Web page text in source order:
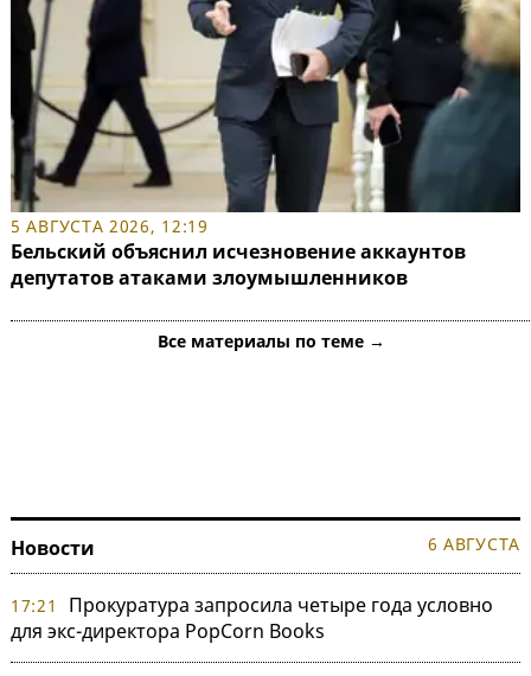
5 АВГУСТА 2026, 12:19
Бельский объяснил исчезновение аккаунтов
депутатов атаками злоумышленников
Все материалы по теме →
Новости 6 АВГУСТА
17:21
Прокуратура запросила четыре года условно
для экс-директора PopCorn Books